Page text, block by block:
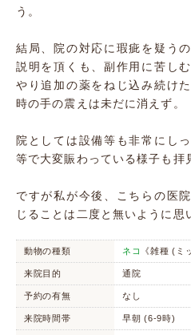
う。
結局、院の対応に瑕疵を疑う
説明を頂くも、副作用に苦し
やり追加の薬をねじ込み続け
時の手の震えは未だに消えず。
院としては設備等も非常にし
等で大変賑わっている様子も拝
ですが私が今後、こちらの医
じることは二度と無いように思
動物の種類 ネコ 《雑種 (ミ
来院目的 通院
予約の有無 なし
来院時間帯 早朝 (6-9時)